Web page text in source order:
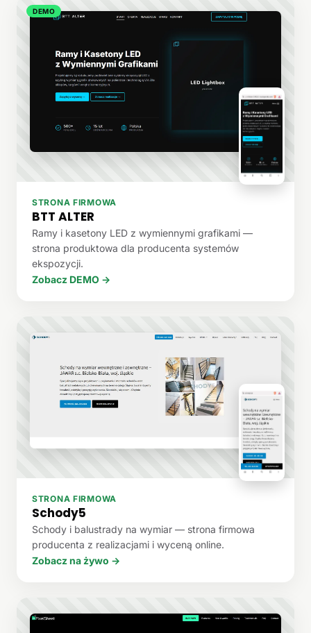
DEMO
STRONA FIRMOWA
BTT ALTER
Ramy i kasetony LED z wymiennymi grafikami —
strona produktowa dla producenta systemów
ekspozycji.
Zobacz DEMO →
STRONA FIRMOWA
Schody5
Schody i balustrady na wymiar — strona firmowa
producenta z realizacjami i wyceną online.
Zobacz na żywo →